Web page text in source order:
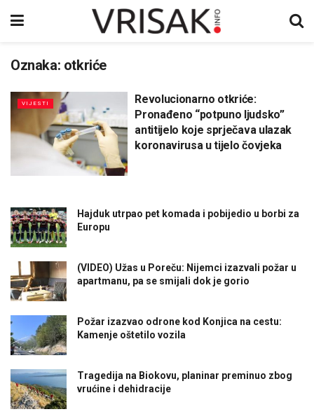
Oznaka: otkriće
VIJESTI
Revolucionarno otkriće:
Pronađeno “potpuno ljudsko”
antitijelo koje sprječava ulazak
koronavirusa u tijelo čovjeka
Hajduk utrpao pet komada i pobijedio u borbi za
Europu
(VIDEO) Užas u Poreču: Nijemci izazvali požar u
apartmanu, pa se smijali dok je gorio
Požar izazvao odrone kod Konjica na cestu:
Kamenje oštetilo vozila
Tragedija na Biokovu, planinar preminuo zbog
vrućine i dehidracije